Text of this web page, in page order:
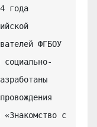
года
ФГБОУ
социально-
«Знакомство с